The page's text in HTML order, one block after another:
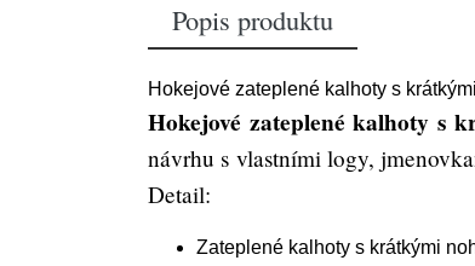
Popis produktu
Hokejové zateplené kalhoty s
Hokejové zateplené kalhoty s
návrhu s vlastními logy,
Detail:
Zateplené kalhoty s krátkými